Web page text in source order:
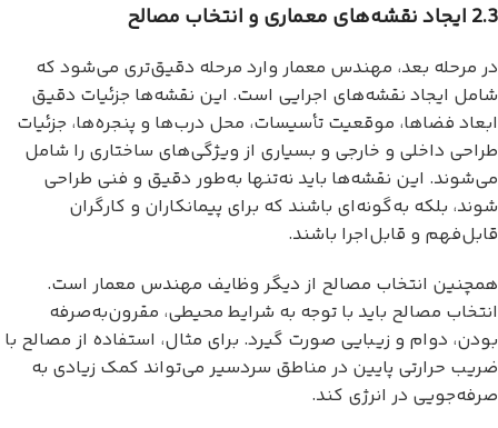
2.3 ایجاد نقشه‌های معماری و انتخاب مصالح
در مرحله بعد، مهندس معمار وارد مرحله دقیق‌تری می‌شود که
شامل ایجاد نقشه‌های اجرایی است. این نقشه‌ها جزئیات دقیق
ابعاد فضاها، موقعیت تأسیسات، محل درب‌ها و پنجره‌ها، جزئیات
طراحی داخلی و خارجی و بسیاری از ویژگی‌های ساختاری را شامل
می‌شوند. این نقشه‌ها باید نه‌تنها به‌طور دقیق و فنی طراحی
شوند، بلکه به‌گونه‌ای باشند که برای پیمانکاران و کارگران
قابل‌فهم و قابل‌اجرا باشند.
همچنین انتخاب مصالح از دیگر وظایف مهندس معمار است.
انتخاب مصالح باید با توجه به شرایط محیطی، مقرون‌به‌صرفه
بودن، دوام و زیبایی صورت گیرد. برای مثال، استفاده از مصالح با
ضریب حرارتی پایین در مناطق سردسیر می‌تواند کمک زیادی به
صرفه‌جویی در انرژی کند.